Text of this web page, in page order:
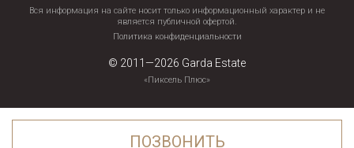
Вся информация на сайте носит только информационный характер и не
является публичной офертой.
Политика конфиденциальности
© 2011—2026 Garda Estate
«Пиксель Плюс»
ПОЗВОНИТЬ